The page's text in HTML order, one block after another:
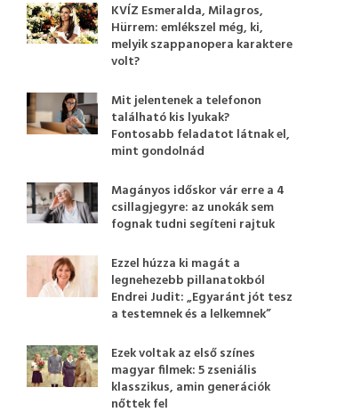
KVÍZ Esmeralda, Milagros,
Hürrem: emlékszel még, ki,
melyik szappanopera karaktere
volt?
Mit jelentenek a telefonon
található kis lyukak?
Fontosabb feladatot látnak el,
mint gondolnád
Magányos időskor vár erre a 4
csillagjegyre: az unokák sem
fognak tudni segíteni rajtuk
Ezzel húzza ki magát a
legnehezebb pillanatokból
Endrei Judit: „Egyaránt jót tesz
a testemnek és a lelkemnek”
Ezek voltak az első színes
magyar filmek: 5 zseniális
klasszikus, amin generációk
nőttek fel